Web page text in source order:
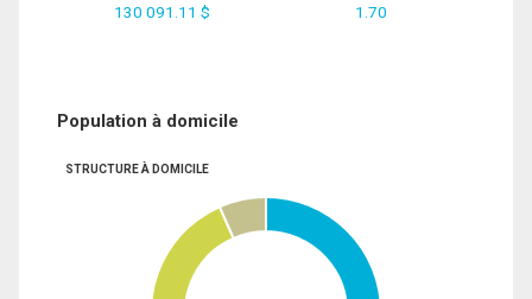
130 091.11 $ 1.70
Population à domicile
STRUCTURE À DOMICILE